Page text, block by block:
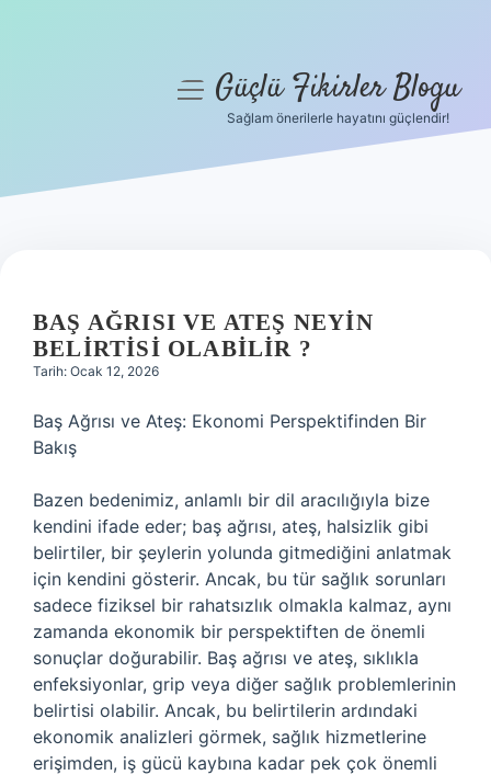
Hakkımızda
menüyüGüçlü Fikirler Blogu
Sağlam önerilerle hayatını güçlendir!
BAŞ AĞRISI VE ATEŞ NEYIN
BELIRTISI OLABILIR ?
Tarih: Ocak 12, 2026
Baş Ağrısı ve Ateş: Ekonomi Perspektifinden Bir
Bakış
Bazen bedenimiz, anlamlı bir dil aracılığıyla bize
kendini ifade eder; baş ağrısı, ateş, halsizlik gibi
belirtiler, bir şeylerin yolunda gitmediğini anlatmak
için kendini gösterir. Ancak, bu tür sağlık sorunları
sadece fiziksel bir rahatsızlık olmakla kalmaz, aynı
zamanda ekonomik bir perspektiften de önemli
sonuçlar doğurabilir. Baş ağrısı ve ateş, sıklıkla
enfeksiyonlar, grip veya diğer sağlık problemlerinin
belirtisi olabilir. Ancak, bu belirtilerin ardındaki
ekonomik analizleri görmek, sağlık hizmetlerine
erişimden, iş gücü kaybına kadar pek çok önemli